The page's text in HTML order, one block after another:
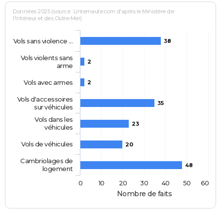
Nombre de faits
Données 2025 (source : Linternaute.com d'après le Ministère de
l'Intérieur et des Outre-Mer)
38
2
2
35
23
20
48
Vols sans violence …
Vols violents sans
arme
Vols avec armes
Vols d'accessoires
sur véhicules
Vols dans les
véhicules
Vols de véhicules
Cambriolages de
logement
0
10 20 30 40 50 60